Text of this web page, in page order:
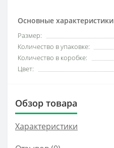
Основные характеристики
Размер:
Количество в упаковке:
Количество в коробке:
Цвет:
Обзор товара
Характеристики